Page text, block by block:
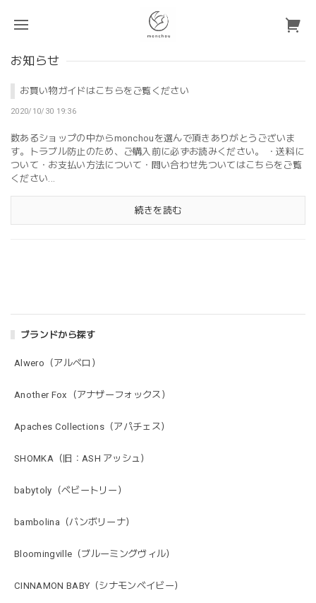
ブランドから探す
Alwero（アルベロ）
Another Fox（アナザーフォックス）
Apaches Collections（アパチェス）
SHOMKA（旧：ASH アッシュ）
babytoly（ベビートリー）
bambolina（バンボリーナ）
Bloomingville（ブルーミングヴィル）
CINNAMON BABY（シナモンベイビー）
お知らせ
お買い物ガイドはこちらをご覧ください
2020/10/30 19:36
数あるショップの中からmonchouを選んで頂きありがとうございま
す。トラブル防止のため、ご購入前に必ずお読みください。 ・送料に
ついて・お支払い方法について・問い合わせ先ついてはこちらをご覧
ください...
続きを読む